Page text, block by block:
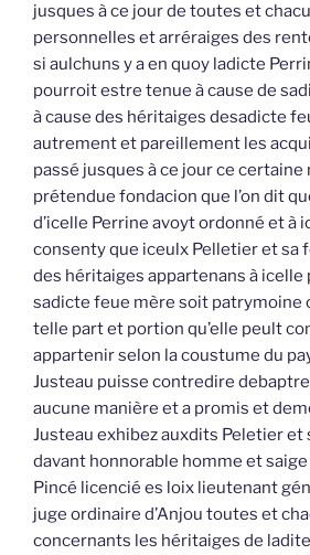
jusques à ce jour de toutes et
personnelles et arréraiges des
si aulchuns y a en quoy ladicte
pourroit estre tenue à cause de
à cause des héritaiges desadicte
autrement et pareillement les
passé jusques à ce jour ce certaine
prétendue fondacion que l’on dit
d’icelle Perrine avoyt ordonné et à
consenty que iceulx Pelletier et sa
des héritaiges appartenans à icelle
sadicte feue mère soit patrymoine
telle part et portion qu’elle peult
appartenir selon la coustume du
Justeau puisse contredire
aucune manière et a promis et
Justeau exhibez auxdits Peletier
davant honnorable homme et
Pincé licencié es loix lieutenant
juge ordinaire d’Anjou toutes et
concernants les héritaiges de